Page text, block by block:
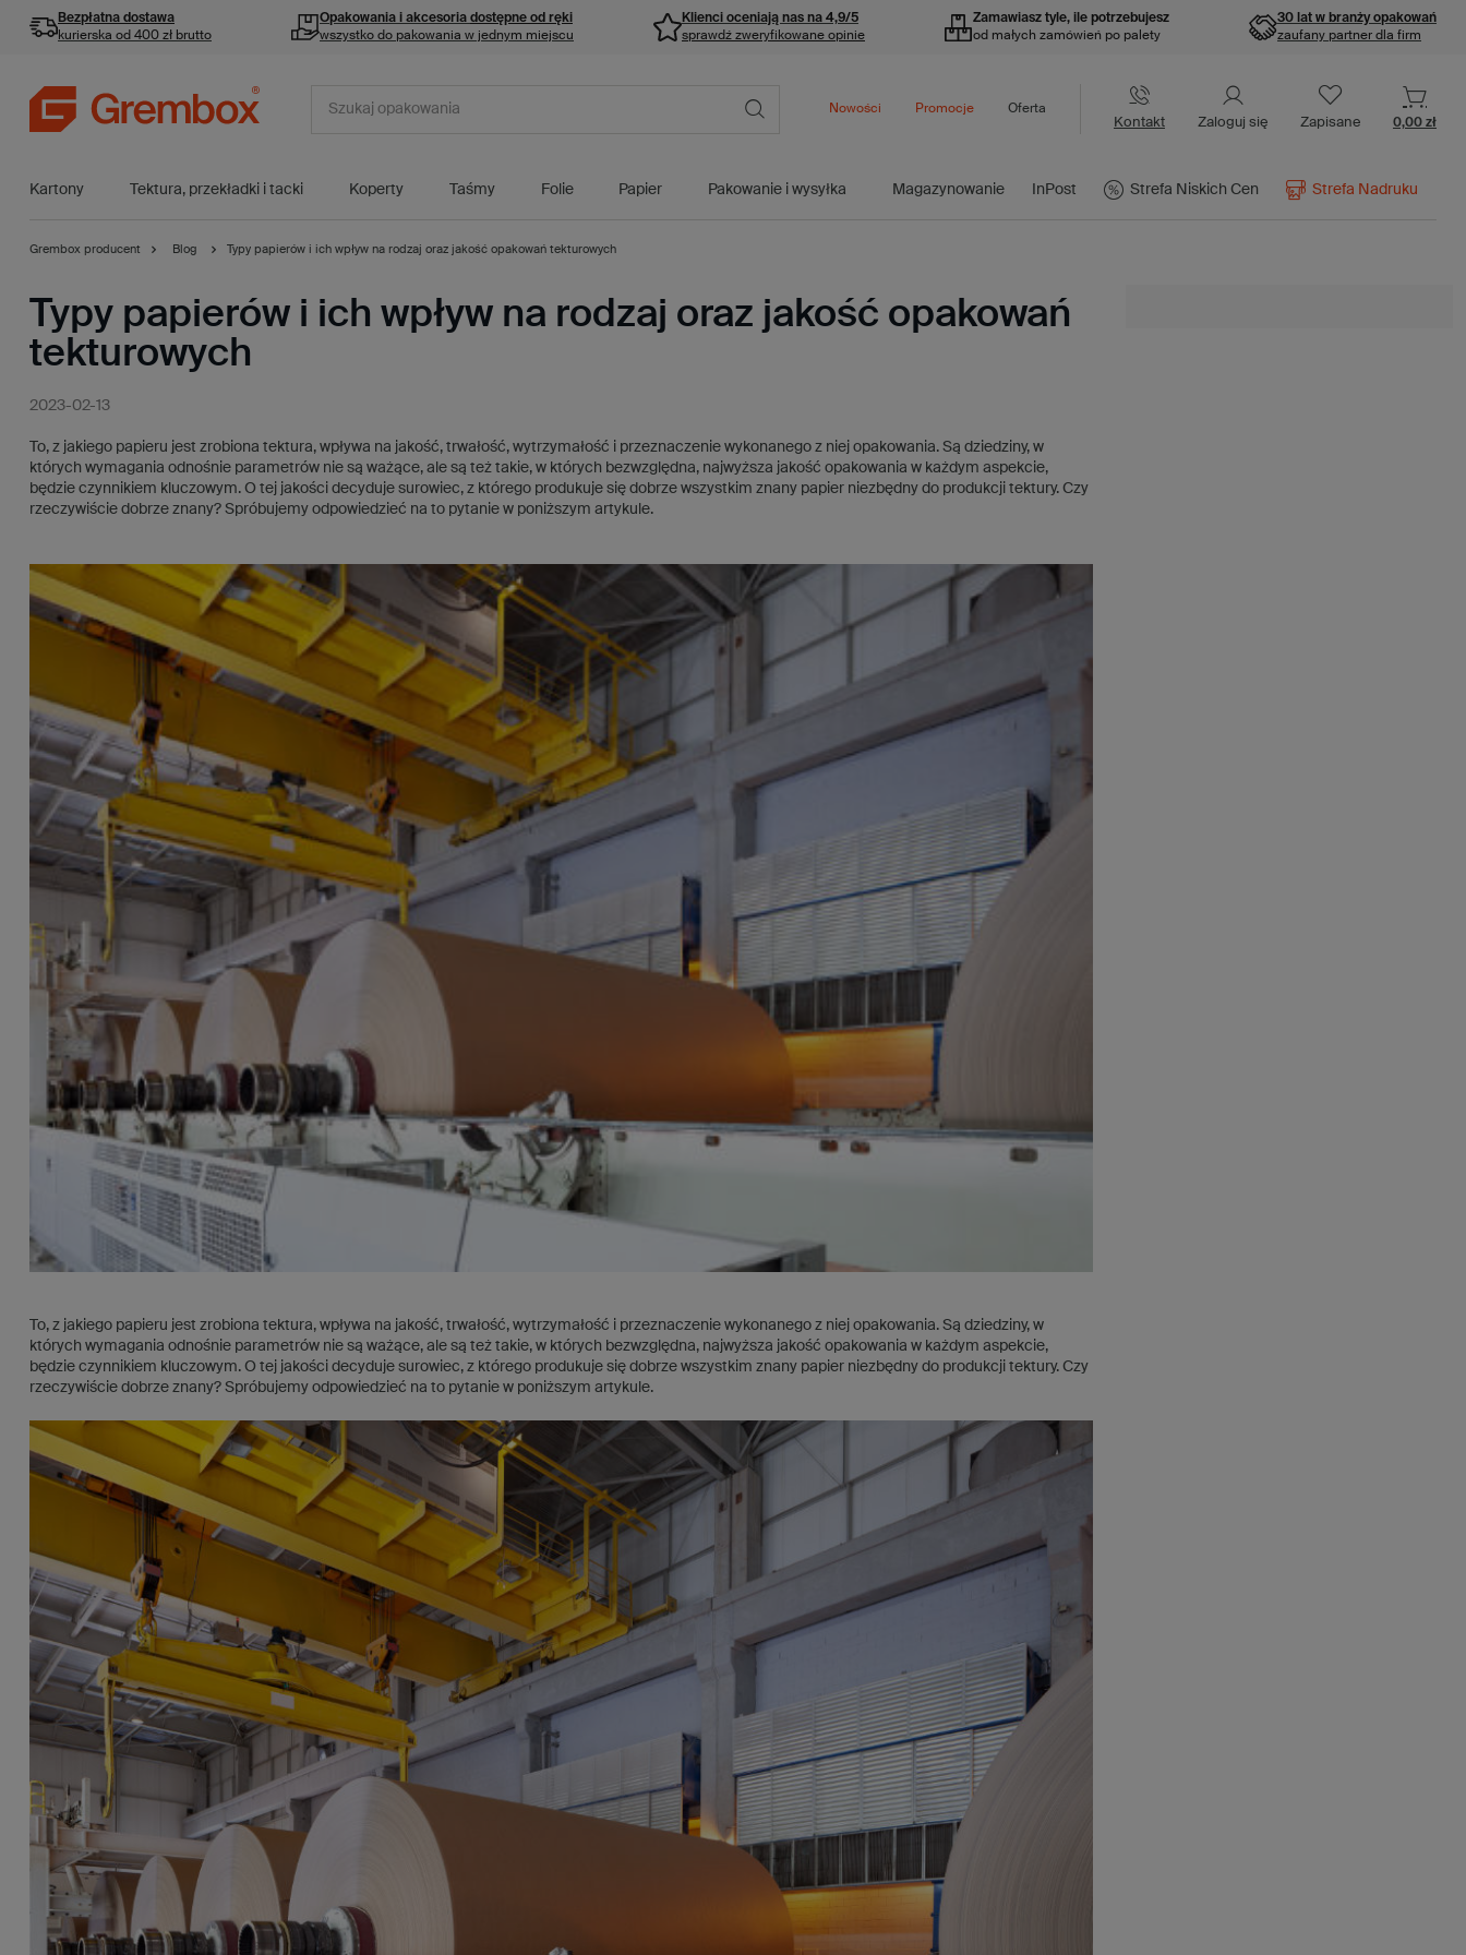
Bezpłatna dostawa
kurierska od 400 zł brutto
Opakowania i akcesoria dostępne od ręki
wszystko do pakowania w jednym miejscu
Klienci oceniają nas na 4,9/5
sprawdź zweryfikowane opinie
Zamawiasz tyle, ile potrzebujesz
od małych zamówień po palety
30 lat w branży opakowań
zaufany partner dla firm
Kontakt Zaloguj się Zapisane 0,00 zł
Kartony Tektura, przekładki i tacki Koperty Taśmy Folie Papier Pakowanie i wysyłka Magazynowanie InPost Strefa Niskich Cen Strefa Nadruku
Grembox producent Blog Typy papierów i ich wpływ na rodzaj oraz jakość opakowań tekturowych
Nowości Promocje Oferta
Typy papierów i ich wpływ na rodzaj oraz jakość opakowań
tekturowych
2023-02-13
To, z jakiego papieru jest zrobiona tektura, wpływa na jakość, trwałość, wytrzymałość i przeznaczenie wykonanego z niej opakowania. Są dziedziny, w
których wymagania odnośnie parametrów nie są ważące, ale są też takie, w których bezwzględna, najwyższa jakość opakowania w każdym aspekcie,
będzie czynnikiem kluczowym. O tej jakości decyduje surowiec, z którego produkuje się dobrze wszystkim znany papier niezbędny do produkcji tektury. Czy
rzeczywiście dobrze znany? Spróbujemy odpowiedzieć na to pytanie w poniższym artykule.
To, z jakiego papieru jest zrobiona tektura, wpływa na jakość, trwałość, wytrzymałość i przeznaczenie wykonanego z niej opakowania. Są dziedziny, w
których wymagania odnośnie parametrów nie są ważące, ale są też takie, w których bezwzględna, najwyższa jakość opakowania w każdym aspekcie,
będzie czynnikiem kluczowym. O tej jakości decyduje surowiec, z którego produkuje się dobrze wszystkim znany papier niezbędny do produkcji tektury. Czy
rzeczywiście dobrze znany? Spróbujemy odpowiedzieć na to pytanie w poniższym artykule.